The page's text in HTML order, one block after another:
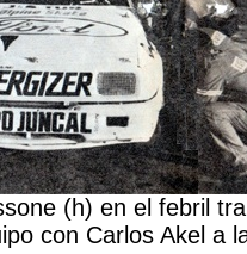
(h) en el febril
con Carlos Akel a